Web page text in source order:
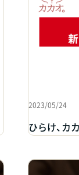
2023/05/24
ひらけ、カ